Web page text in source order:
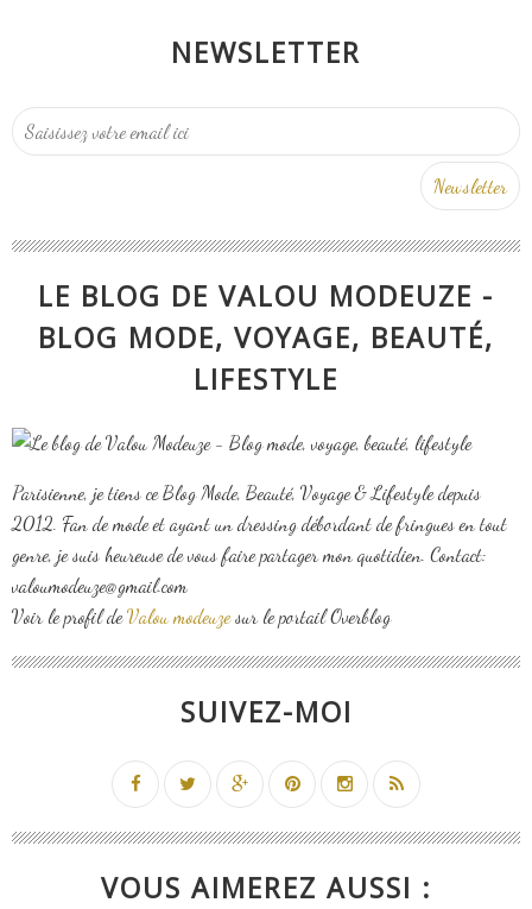
NEWSLETTER
LE BLOG DE VALOU MODEUZE -
BLOG MODE, VOYAGE, BEAUTÉ,
LIFESTYLE
Parisienne, je tiens ce Blog Mode, Beauté, Voyage & Lifestyle depuis
2012. Fan de mode et ayant un dressing débordant de fringues en tout
genre, je suis heureuse de vous faire partager mon quotidien. Contact:
valoumodeuze@gmail.com
Voir le profil deValou modeuzesur le portail Overblog
SUIVEZ-MOI
VOUS AIMEREZ AUSSI :